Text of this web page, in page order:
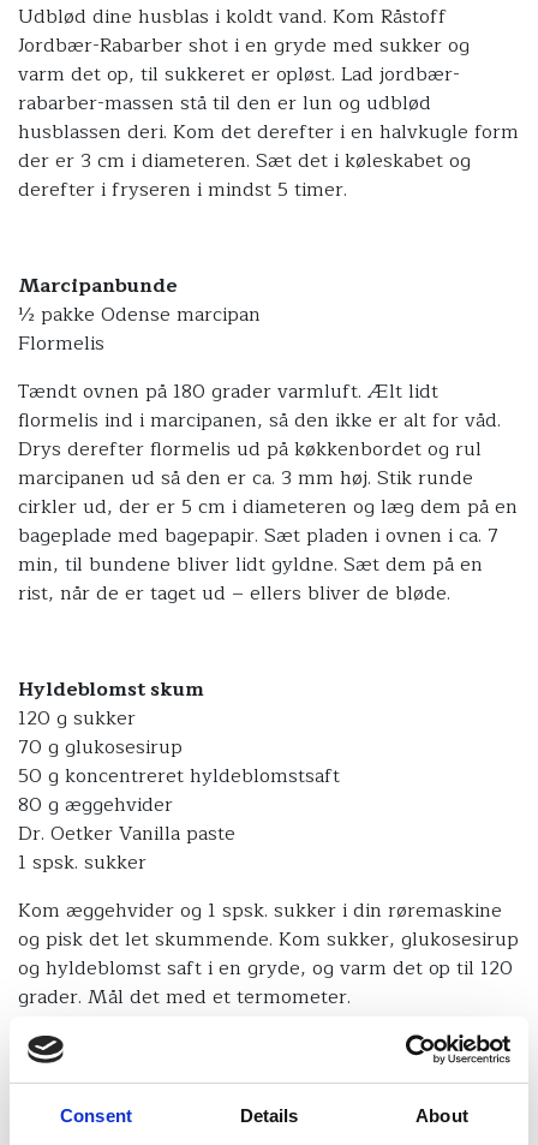
Consent Details About
Udblød dine husblas i koldt vand. Kom Råstoff
Jordbær-Rabarber shoti en gryde med sukker og
varm det op, til sukkeret er opløst. Lad jordbær-
rabarber-massen stå til den er lun og udblød
husblassen deri. Kom det derefter i en halvkugle form
der er 3 cm i diameteren. Sæt det i køleskabet og
derefter i fryseren i mindst 5 timer.
Marcipanbunde
½ pakke Odense marcipan
Flormelis
Tændt ovnen på 180 grader varmluft. Ælt lidt
flormelis ind i marcipanen, så den ikke er alt for våd.
Drys derefter flormelis ud på køkkenbordet og rul
marcipanen ud så den er ca. 3 mm høj. Stik runde
cirkler ud, der er 5 cm i diameteren og læg dem på en
bageplade med bagepapir. Sæt pladen i ovnen i ca. 7
min, til bundene bliver lidt gyldne. Sæt dem på en
rist, når de er taget ud – ellers bliver de bløde.
Hyldeblomst skum
120 g sukker
70 g glukosesirup
50 g koncentreret hyldeblomstsaft
80 g æggehvider
Dr. Oetker Vanilla paste
1 spsk. sukker
Kom æggehvider og 1 spsk. sukker i din røremaskine
og pisk det let skummende. Kom sukker, glukosesirup
og hyldeblomst saft i en gryde, og varm det op til 120
grader. Mål det med et termometer.
Når sukkermassen har nået de 120 grader, hælder du
det i en tynd stråle ned til æggehviderne, mens der
piskes. Tilsidst sætter du røremaskinen på fuld
hastighed og pisker indtil massen er fast. Det tager